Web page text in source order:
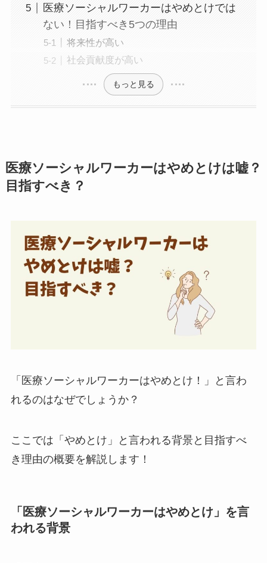
医療ソーシャルワーカーはやめとけでは
ない！目指すべき5つの理由
将来性が高い
社会貢献度が高い
もっと見る
医療ソーシャルワーカーはやめとけは嘘？
目指すべき？
「医療ソーシャルワーカーはやめとけ！」と言わ
れるのはなぜでしょうか？
ここでは「やめとけ」と言われる背景と目指すべ
き理由の概要を解説します！
「医療ソーシャルワーカーはやめとけ」を言
われる背景